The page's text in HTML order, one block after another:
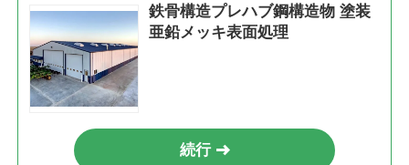
鉄骨構造プレハブ鋼構造物 塗装
亜鉛メッキ表面処理
続行